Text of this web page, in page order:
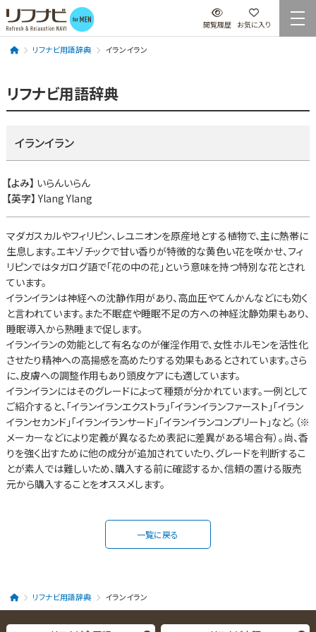
閲覧履歴 お気に入り
リフナビ用語辞典 イランイラン
リフナビ用語辞典
イランイラン
【よみ】 いらんいらん
【英字】 Ylang Ylang
マダガスカルやフィリピン、レユニオンを原産地とする植物で、主に熱帯に
生息します。エキゾチックで甘い香りが特徴的な黄色い花を咲かせ、フィ
リピンではタガログ語で「花の中の花」という意味を持つ特別な花とされ
ています。
イランイランは神経への沈静作用があり、高血圧やてんかんなどにも効く
と言われています。また不眠症や睡眠不足の方への神経沈静効果もあり、
睡眠導入から熟睡まで促します。
イランイランの効能として有名なのが催淫作用で、女性ホルモンを活性化
させたり精神への高揚感を高めたりする効果もあるとされています。さら
に、皮膚への調整作用もあり頭皮ケアにも適しています。
イランイランにはそのグレードによって種類が分かれています。一例として
ご紹介すると、「イランイランエクストラ」「イランイランファースト」「イラン
イランセカンド」「イランイランサード」「イランイランコンプリート」など。（※
メーカーなどにより定義が異なるため表記に差異がある場合有）。尚、香
りを強く出すために他の成分が追加されていたり、グレードを判断するこ
とが素人では難しいため、購入する前に確認するか、信頼の置ける販売
元から購入することをオススメします。
一覧に戻る
リフナビ用語辞典 イランイラン